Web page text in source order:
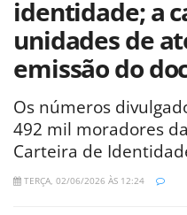
identidade; a
unidades de
emissão do
Os números
492 mil moradores
Carteira de
TERÇA, 02/06/2026 ÀS 12:24